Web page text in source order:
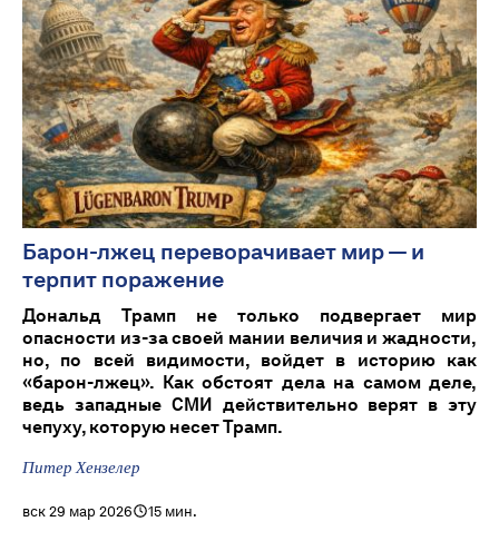
Барон-лжец переворачивает мир — и
терпит поражение
Дональд Трамп не только подвергает мир
опасности из-за своей мании величия и жадности,
но, по всей видимости, войдет в историю как
«барон-лжец». Как обстоят дела на самом деле,
ведь западные СМИ действительно верят в эту
чепуху, которую несет Трамп.
Питер Хензелер
вск 29 мар 2026 15 мин.